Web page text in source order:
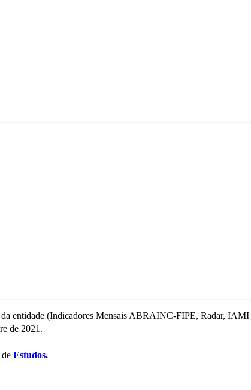
entidade (Indicadores Mensais ABRAINC-FIPE, Radar,
de 2021.
Estudos.